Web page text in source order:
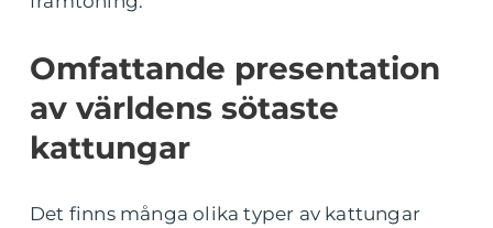
Omfattande presentation
av världens sötaste
kattungar
Det finns många olika typer av kattungar